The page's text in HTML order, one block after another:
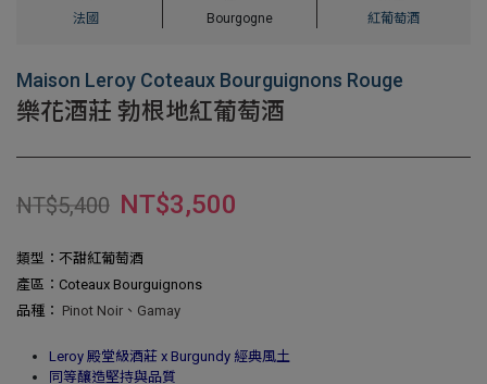
法國 Bourgogne 紅葡萄酒
Maison Leroy Coteaux Bourguignons Rouge
樂花酒莊 勃根地紅葡萄酒
NT$5,400 NT$3,500
類型：不甜紅葡萄酒
產區：Coteaux Bourguignons
品種： Pinot Noir、Gamay
Leroy 殿堂級酒莊 x Burgundy 經典風土
同等釀造堅持與品質